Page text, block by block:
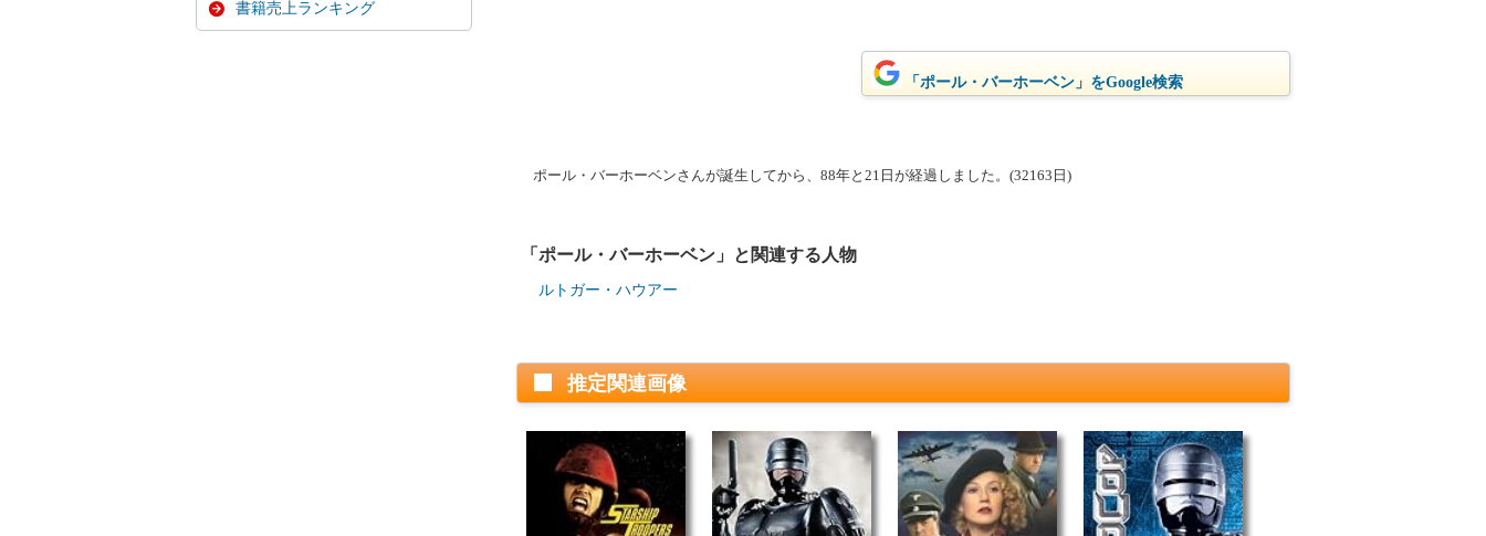
「ポール・バーホーベン」をGoogle検索
ポール・バーホーベンさんが誕生してから、88年と21日が経過しました。(32163日)
「ポール・バーホーベン」と関連する人物
ルトガー・ハウアー
推定関連画像
書籍売上ランキング